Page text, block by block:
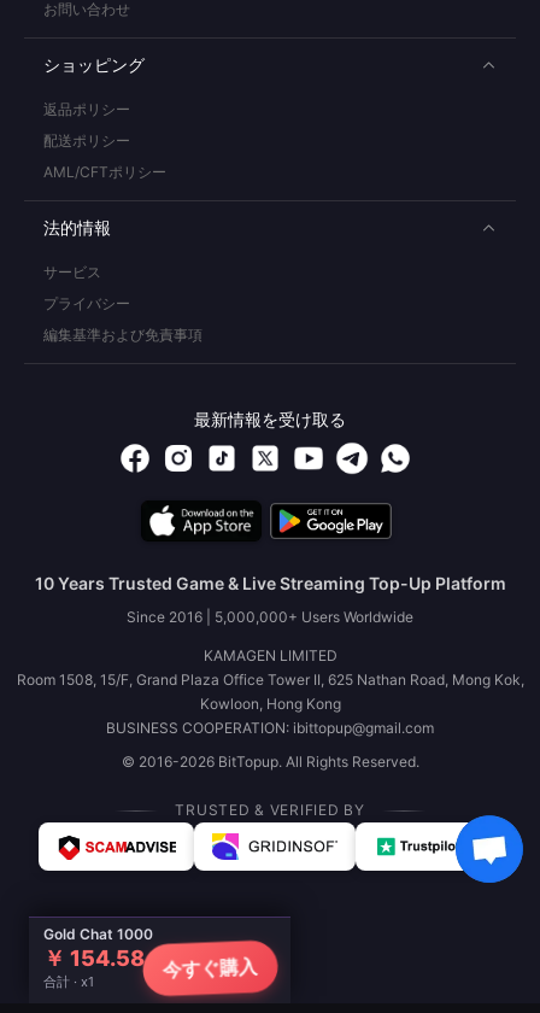
Gold Chat 1000
￥ 154.58
合計 · x1
今すぐ購入
お問い合わせ
ショッピング
返品ポリシー
配送ポリシー
AML/CFTポリシー
法的情報
サービス
プライバシー
編集基準および免責事項
最新情報を受け取る
10 Years Trusted Game & Live Streaming Top-Up Platform
Since 2016 | 5,000,000+ Users Worldwide
KAMAGEN LIMITED
Room 1508, 15/F, Grand Plaza Office Tower II, 625 Nathan Road, Mong Kok,
Kowloon, Hong Kong
BUSINESS COOPERATION: ibittopup@gmail.com
© 2016-2026 BitTopup. All Rights Reserved.
TRUSTED & VERIFIED BY